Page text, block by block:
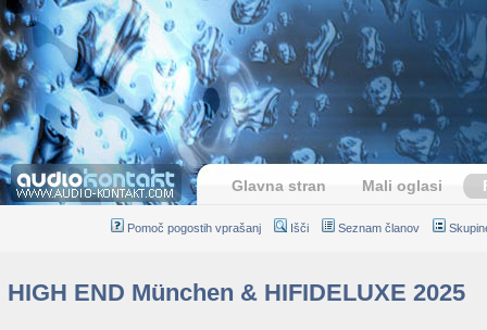
Glavna stran Mali oglasi
Pomoč pogostih vprašanj Išči Seznam članov
HIGH END München & HIFIDELUXE 2025